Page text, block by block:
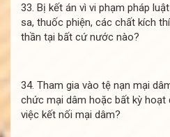
33. Bị kết án vì vi phạm pháp
sa, thuốc phiện, các chất kích
thần tại bất cứ nước nào?
34. Tham gia vào tệ nạn mại
chức mại dâm hoặc bất kỳ hoạt
việc kết nối mại dâm?